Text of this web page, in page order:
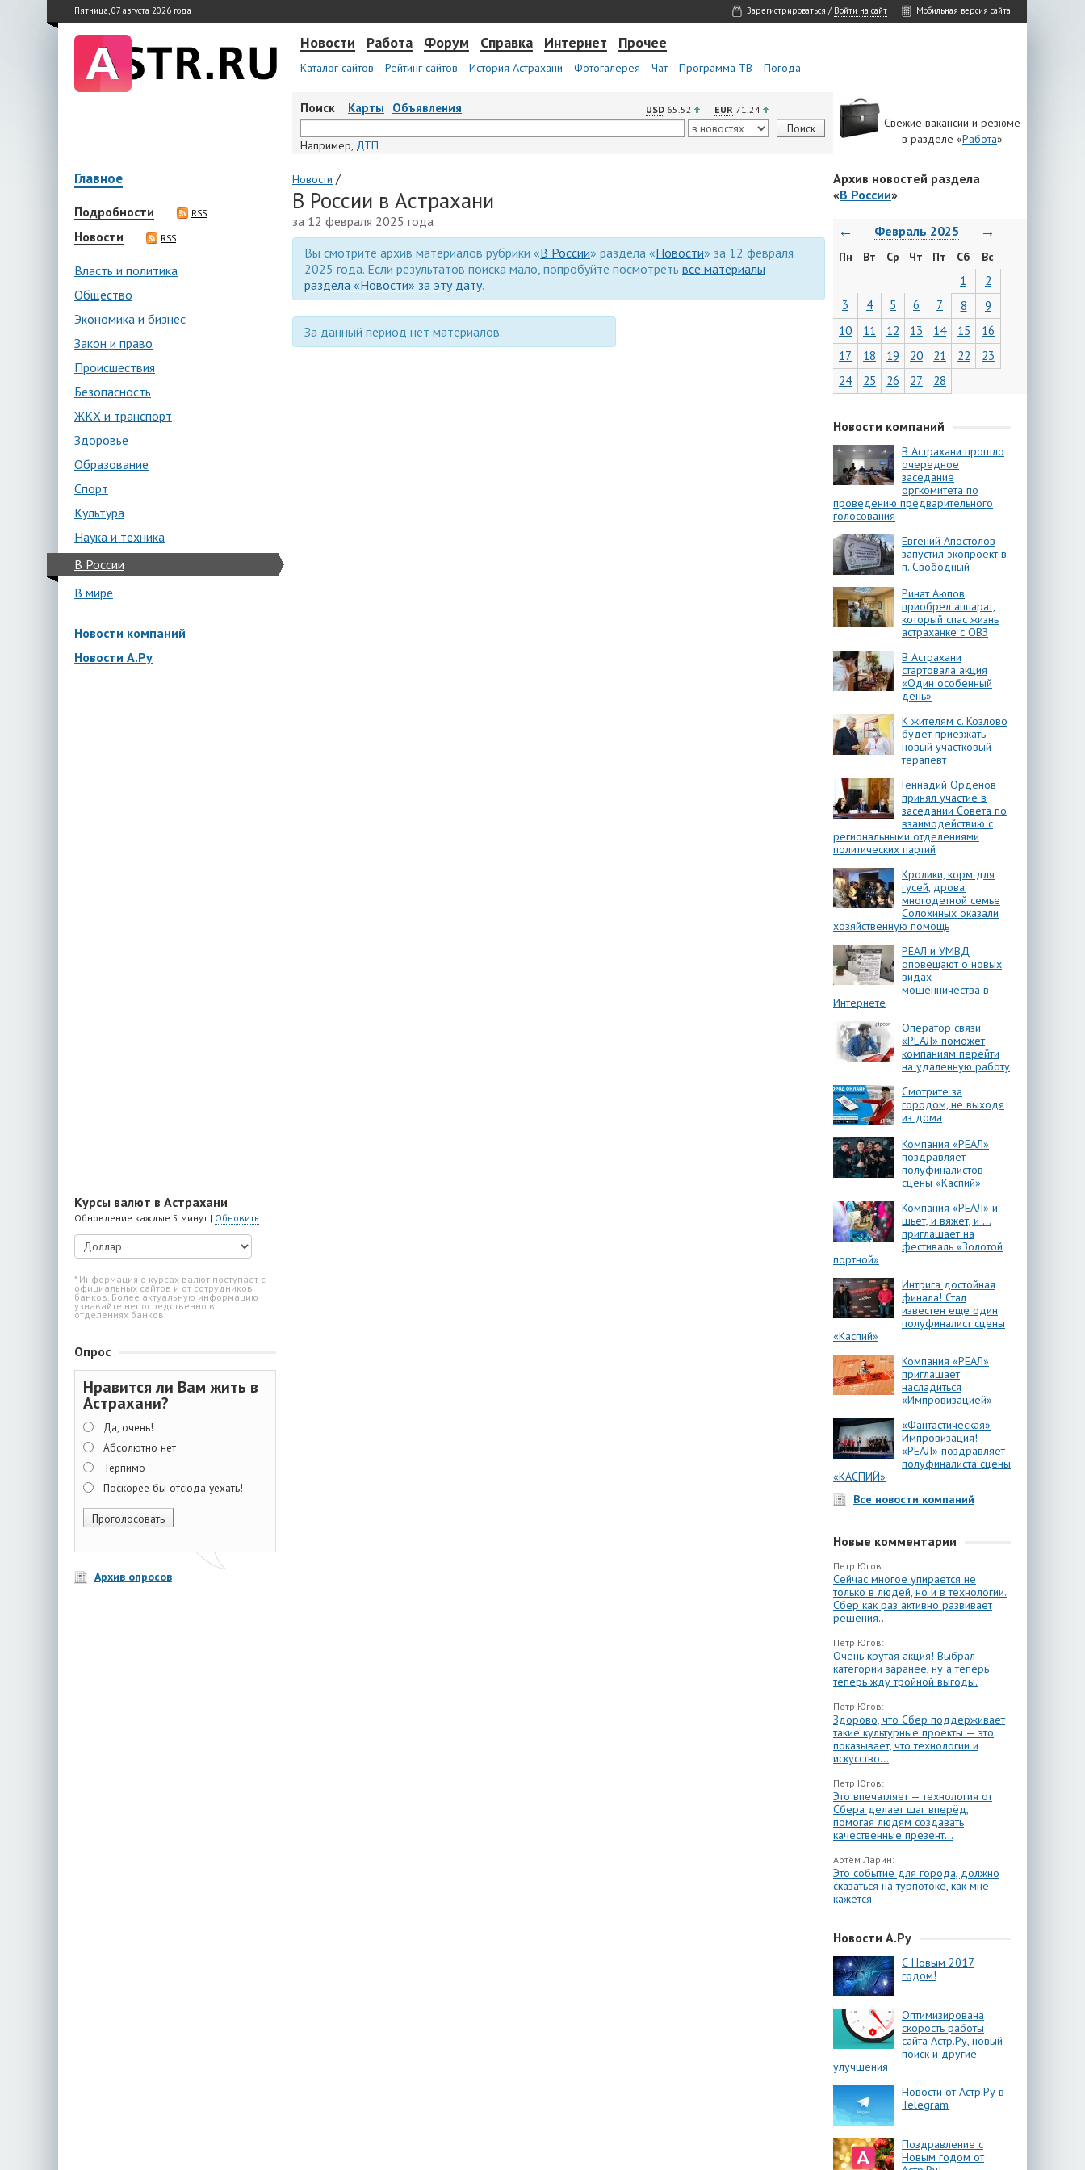
Пятница, 07 августа 2026 года Зарегистрироваться / Войти на сайт Мобильная версия сайта
Новости Работа Форум Справка Интернет Прочее
Каталог сайтов Рейтинг сайтов История Астрахани Фотогалерея Чат Программа ТВ Погода
Поиск Карты Объявления USD 65.52 EUR 71.24
Например, ДТП
Свежие вакансии и резюме
в разделе «Работа»
Главное
Подробности RSS
Новости RSS
Власть и политика
Общество
Экономика и бизнес
Закон и право
Происшествия
Безопасность
ЖКХ и транспорт
Здоровье
Образование
Спорт
Культура
Наука и техника
В России
В мире
Новости компаний
Новости А.Ру
Курсы валют в Астрахани
Обновление каждые 5 минут | Обновить
* Информация о курсах валют поступает с
официальных сайтов и от сотрудников
банков. Более актуальную информацию
узнавайте непосредственно в
отделениях банков.
Опрос
Нравится ли Вам жить в
Астрахани?
Да, очень!
Абсолютно нет
Терпимо
Поскорее бы отсюда уехать!
Архив опросов
Новости /
В России в Астрахани
за 12 февраля 2025 года
Вы смотрите архив материалов рубрики «В России» раздела «Новости» за 12 февраля
2025 года. Если результатов поиска мало, попробуйте посмотреть все материалы
раздела «Новости» за эту дату.
За данный период нет материалов.
Архив новостей раздела
«В России»
← Февраль 2025 →
Пн Вт Ср Чт Пт Сб Вс
1
2
3
4 5 6 7 8
9
10
11 12 13 14 15
16
17
18 19 20 21 22
23
24
25 26 27 28
Новости компаний
В Астрахани прошло
очередное
заседание
оргкомитета по
проведению предварительного
голосования
Евгений Апостолов
запустил экопроект в
п. Свободный
Ринат Аюпов
приобрел аппарат,
который спас жизнь
астраханке с ОВЗ
В Астрахани
стартовала акция
«Один особенный
день»
К жителям с. Козлово
будет приезжать
новый участковый
терапевт
Геннадий Орденов
принял участие в
заседании Совета по
взаимодействию с
региональными отделениями
политических партий
Кролики, корм для
гусей, дрова:
многодетной семье
Солохиных оказали
хозяйственную помощь
РЕАЛ и УМВД
оповещают о новых
видах
мошенничества в
Интернете
Оператор связи
«РЕАЛ» поможет
компаниям перейти
на удаленную работу
Смотрите за
городом, не выходя
из дома
Компания «РЕАЛ»
поздравляет
полуфиналистов
сцены «Каспий»
Компания «РЕАЛ» и
шьет, и вяжет, и …
приглашает на
фестиваль «Золотой
портной»
Интрига достойная
финала! Стал
известен еще один
полуфиналист сцены
«Каспий»
Компания «РЕАЛ»
приглашает
насладиться
«Импровизацией»
«Фантастическая»
Импровизация!
«РЕАЛ» поздравляет
полуфиналиста сцены
«КАСПИЙ»
Все новости компаний
Новые комментарии
Петр Югов:
Сейчас многое упирается не
только в людей, но и в технологии.
Сбер как раз активно развивает
решения...
Петр Югов:
Очень крутая акция! Выбрал
категории заранее, ну а теперь
теперь жду тройной выгоды.
Петр Югов:
Здорово, что Сбер поддерживает
такие культурные проекты — это
показывает, что технологии и
искусство...
Петр Югов:
Это впечатляет — технология от
Сбера делает шаг вперёд,
помогая людям создавать
качественные презент...
Артём Ларин:
Это событие для города, должно
сказаться на турпотоке, как мне
кажется.
Новости А.Ру
С Новым 2017
годом!
Оптимизирована
скорость работы
сайта Астр.Ру, новый
поиск и другие
улучшения
Новости от Астр.Ру в
Telegram
Поздравление с
Новым годом от